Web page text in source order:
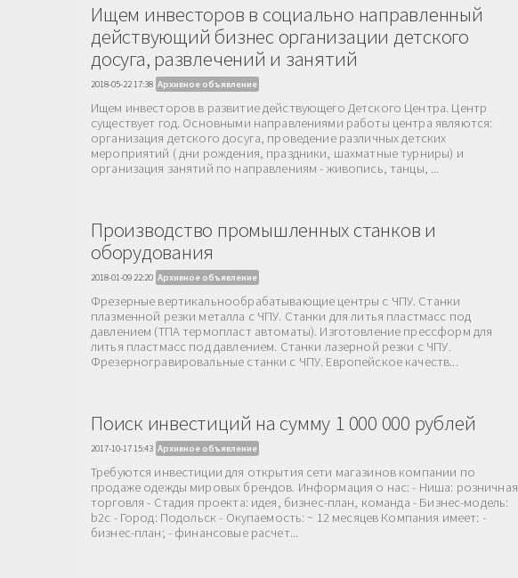
Ищем инвесторов в социально направленный
действующий бизнес организации детского
досуга, развлечений и занятий
2018-05-22 17:38 Архивное объявление
Ищем инвесторов в развитие действующего Детского Центра. Центр
существует год. Основными направлениями работы центра являются:
организация детского досуга, проведение различных детских
мероприятий ( дни рождения, праздники, шахматные турниры) и
организация занятий по направлениям - живопись, танцы, ...
Производство промышленных станков и
оборудования
2018-01-09 22:20 Архивное объявление
Фрезерные вертикальнообрабатывающие центры с ЧПУ. Станки
плазменной резки металла с ЧПУ. Станки для литья пластмасс под
давлением (ТПА термопласт автоматы). Изготовление прессформ для
литья пластмасс под давлением. Станки лазерной резки с ЧПУ.
Фрезерногравировальные станки с ЧПУ. Европейское качеств...
Поиск инвестиций на сумму 1 000 000 рублей
2017-10-17 15:43 Архивное объявление
Требуются инвестиции для открытия сети магазинов компании по
продаже одежды мировых брендов. Информация о нас: - Ниша: розничная
торговля - Стадия проекта: идея, бизнес-план, команда - Бизнес-модель:
b2c - Город: Подольск - Окупаемость: ~ 12 месяцев Компания имеет: -
бизнес-план; - финансовые расчет...